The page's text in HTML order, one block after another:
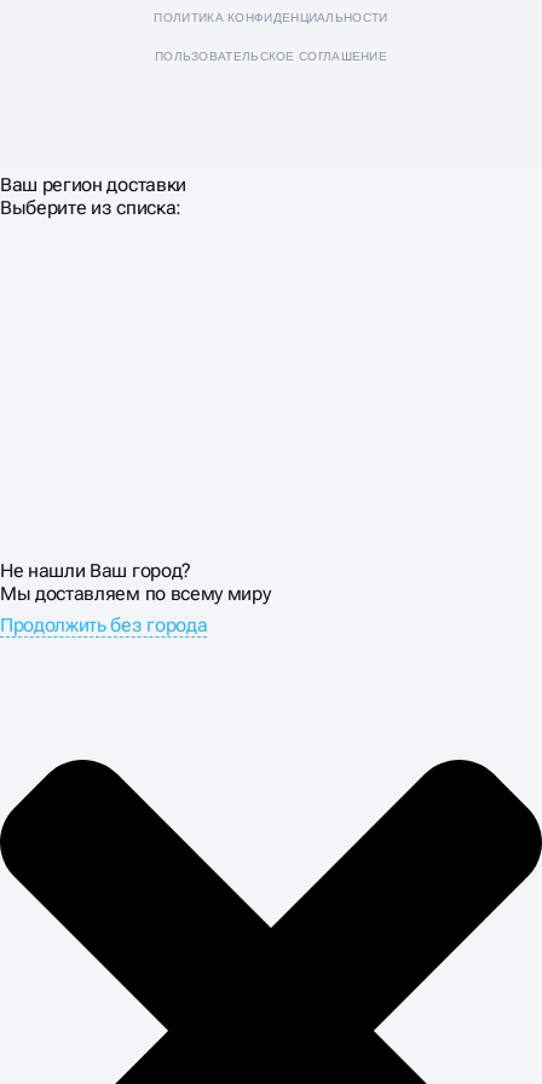
ПОЛИТИКА КОНФИДЕНЦИАЛЬНОСТИ
ПОЛЬЗОВАТЕЛЬСКОЕ СОГЛАШЕНИЕ
Ваш регион доставки
Выберите из списка:
Не нашли Ваш город?
Мы доставляем по всему миру
Продолжить без города